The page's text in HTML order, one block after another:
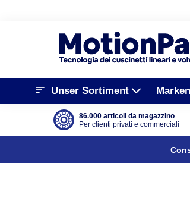
Unser Sortiment Marken
86.000 articoli da magazzino
Per clienti privati e commerciali